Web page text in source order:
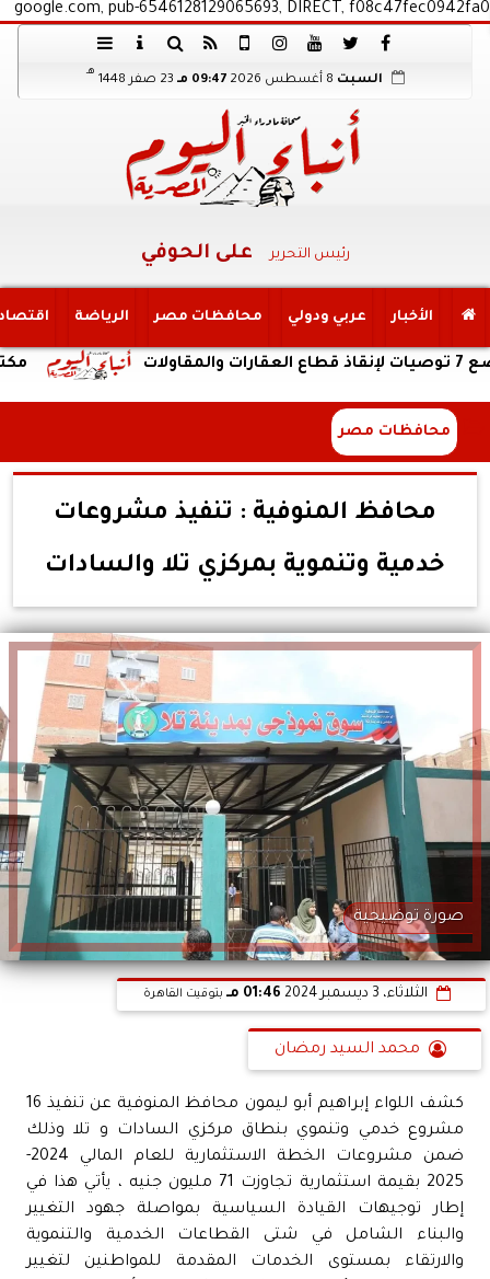
google.com, pub-6546128129065693, DIRECT, f08c47fec0942fa0
السبت 09:47 مـ 23 صفر 1448
هـ
رئيس التحرير على الحوفي
الأخبار عربي ودولي محافظات مصر الرياضة
مكتب
محافظات مصر
محافظ المنوفية : تنفيذ مشروعات
خدمية وتنموية بمركزي تلا والسادات
صورة توضيحية
الثلاثاء، 3 ديسمبر 2024 01:46 مـ بتوقيت القاهرة
محمد السيد رمضان
كشف اللواء إبراهيم أبو ليمون محافظ المنوفية عن تنفيذ 16
مشروع خدمي وتنموي بنطاق مركزي السادات و تلا وذلك
ضمن مشروعات الخطة الاستثمارية للعام المالي 2024-
2025 بقيمة استثمارية تجاوزت 71 مليون جنيه ، يأتي هذا في
إطار توجيهات القيادة السياسية بمواصلة جهود التغيير
والبناء الشامل في شتى القطاعات الخدمية والتنموية
والارتقاء بمستوى الخدمات المقدمة للمواطنين لتغيير